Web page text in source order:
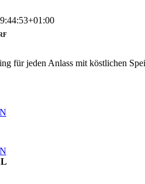
für jeden Anlass mit köstlichen